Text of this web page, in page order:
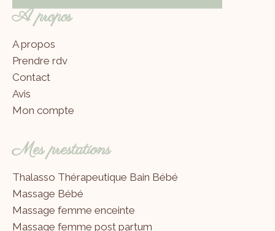
A propos
A propos
Prendre rdv
Contact
Avis
Mon compte
Mes prestations
Thalasso Thérapeutique Bain Bébé
Massage Bébé
Massage femme enceinte
Massage femme post partum